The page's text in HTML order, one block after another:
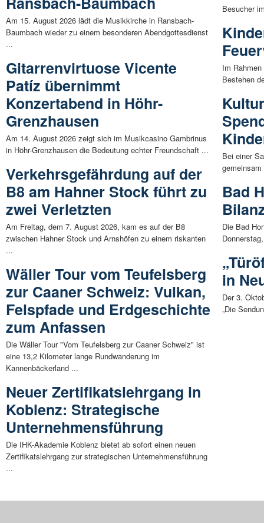
Am 15. August 2026 lädt die Musikkirche in Ransbach-
Baumbach wieder zu einem besonderen Abendgottesdienst
...
Gitarrenvirtuose Vicente
Patíz übernimmt
Konzertabend in Höhr-
Grenzhausen
Am 14. August 2026 zeigt sich im Musikcasino Gambrinus
in Höhr-Grenzhausen die Bedeutung echter Freundschaft ...
Verkehrsgefährdung auf der
B8 am Hahner Stock führt zu
zwei Verletzten
Am Freitag, dem 7. August 2026, kam es auf der B8
zwischen Hahner Stock und Arnshöfen zu einem riskanten
...
Wäller Tour vom Teufelsberg
zur Caaner Schweiz: Vulkan,
Felspfade und Erdgeschichte
zum Anfassen
Die Wäller Tour "Vom Teufelsberg zur Caaner Schweiz" ist
eine 13,2 Kilometer lange Rundwanderung im
Kannenbäckerland ...
Neuer Zertifikatslehrgang in
Koblenz: Strategische
Unternehmensführung
Die IHK-Akademie Koblenz bietet ab sofort einen neuen
Zertifikatslehrgang zur strategischen Unternehmensführung
...
Besucher
Im
Bestehen
Bei einer
Bad
Die Bad
in
Der 3.
„Die